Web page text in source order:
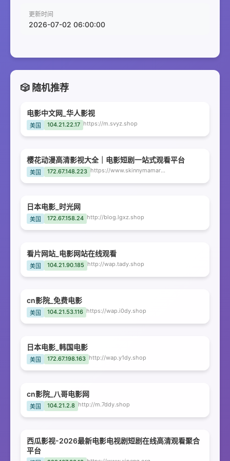
更新时间
2026-07-02 06:00:00
🎲 随机推荐
电影中文网_华人影视
美国 104.21.22.17 https://m.svyz.shop
樱花动漫高清影视大全｜电影短剧一站式观看平台
美国 172.67.148.223 https://www.skinnymamarecipes.com
日本电影_时光网
美国 172.67.158.24 http://blog.lgxz.shop
看片网站_电影网站在线观看
美国 104.21.90.185 http://wap.tady.shop
cn影院_免费电影
美国 104.21.53.116 https://wap.i0dy.shop
日本电影_韩国电影
美国 172.67.198.163 http://wap.y1dy.shop
cn影院_八哥电影网
美国 104.21.2.8 http://m.7ddy.shop
西瓜影视-2026最新电影电视剧短剧在线高清观看聚合
平台